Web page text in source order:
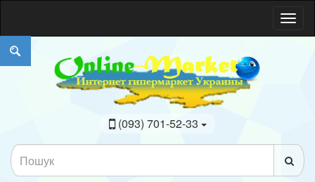
(093) 701-52-33